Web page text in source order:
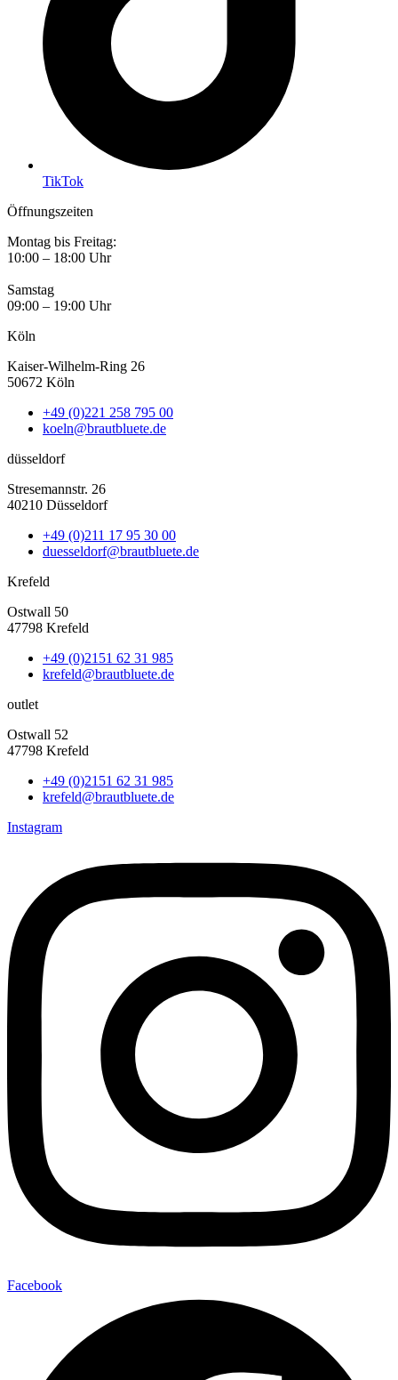
TikTok
Öffnungszeiten
Montag bis Freitag:
10:00 – 18:00 Uhr
Samstag
09:00 – 19:00 Uhr
Köln
Kaiser-Wilhelm-Ring 26
50672 Köln
+49 (0)221 258 795 00
koeln@brautbluete.de
düsseldorf
Stresemannstr. 26
40210 Düsseldorf
+49 (0)211 17 95 30 00
duesseldorf@brautbluete.de
Krefeld
Ostwall 50
47798 Krefeld
+49 (0)2151 62 31 985
krefeld@brautbluete.de
outlet
Ostwall 52
47798 Krefeld
+49 (0)2151 62 31 985
krefeld@brautbluete.de
Instagram
Facebook